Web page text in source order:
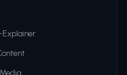
Explainer